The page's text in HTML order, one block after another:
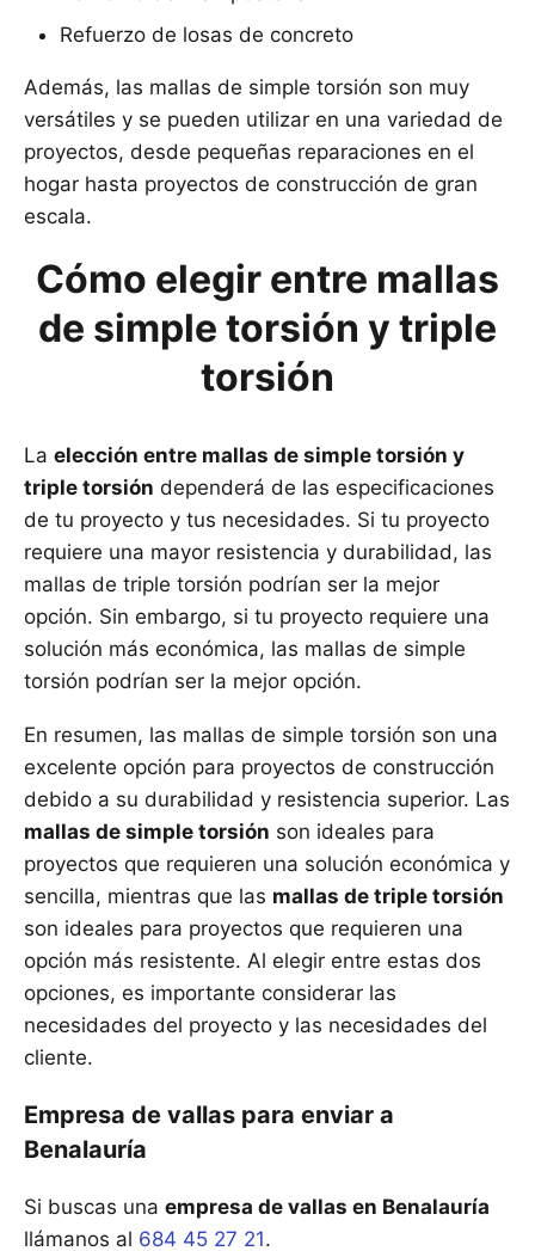
Refuerzo de losas de concreto
Además, las mallas de simple torsión son muy
versátiles y se pueden utilizar en una variedad de
proyectos, desde pequeñas reparaciones en el
hogar hasta proyectos de construcción de gran
escala.
Cómo elegir entre mallas
de simple torsión y triple
torsión
La elección entre mallas de simple torsión y
triple torsión dependerá de las especificaciones
de tu proyecto y tus necesidades. Si tu proyecto
requiere una mayor resistencia y durabilidad, las
mallas de triple torsión podrían ser la mejor
opción. Sin embargo, si tu proyecto requiere una
solución más económica, las mallas de simple
torsión podrían ser la mejor opción.
En resumen, las mallas de simple torsión son una
excelente opción para proyectos de construcción
debido a su durabilidad y resistencia superior. Las
mallas de simple torsión son ideales para
proyectos que requieren una solución económica y
sencilla, mientras que las mallas de triple torsión
son ideales para proyectos que requieren una
opción más resistente. Al elegir entre estas dos
opciones, es importante considerar las
necesidades del proyecto y las necesidades del
cliente.
Empresa de vallas para enviar a
Benalauría
Si buscas una empresa de vallas en Benalauría
llámanos al 684 45 27 21.